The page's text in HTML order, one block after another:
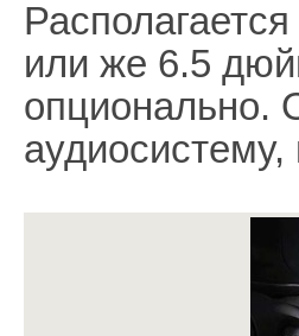
или же 6.5
опционально.